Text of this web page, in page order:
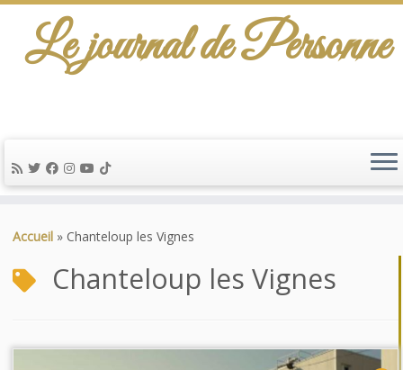
au
Le journal de Personne
Accueil » Chanteloup les Vignes
Chanteloup les Vignes